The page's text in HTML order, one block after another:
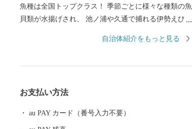
魚種は全国トップクラス！ 季節ごとに様々な種類の魚
貝類が水揚げされ、 池ノ浦や久通で捕れる伊勢えび
定で食べられるメジカの刺身も人気を集め、鮮度抜群
関して 須崎商工会議所 TEL：0889-59-0529 MAIL：s-f
自治体紹介をもっと見る
お支払い方法
au PAY カード（番号入力不要）